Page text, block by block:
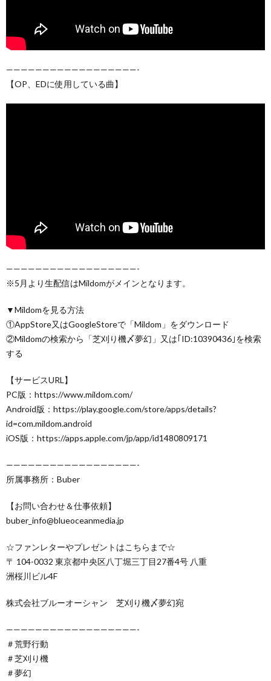
——————————————————-
【OP、EDに使用している曲】
——————————————————-
※5月より生配信はMildomがメインとなります。
▼Mildomを見る方法
①AppStore又はGoogleStoreで「Mildom」をダウンロード
②Mildomの検索から「芝刈り機〆夢幻」又は｢ID:10390436｣を検索
する
【サービスURL】
PC版：https://www.mildom.com/
Android版：https://play.google.com/store/apps/details?
id=com.mildom.android
iOS版：https://apps.apple.com/jp/app/id1480809171
——————————————————-
所属事務所：Buber
【お問い合わせ＆仕事依頼】
buber_info@blueoceanmedia.jp
☆ファンレターやプレゼントはこちらまで☆
〒 104-0032 東京都中央区八丁堀三丁目27番4号 八重
洲桜川ビル4F
株式会社ブルーオーシャン 芝刈り機〆夢幻宛
——————————————————-
＃荒野行動
＃芝刈り機
＃夢幻